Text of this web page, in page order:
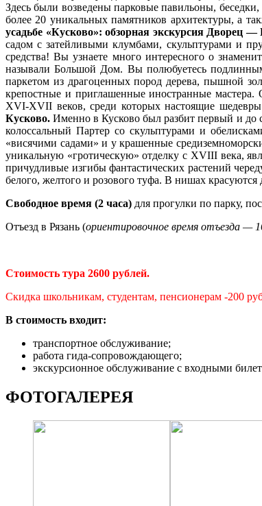
Здесь были возведены парковые павильоны,
более 20 уникальных памятников архитектуры, а
усадьбе «Кусково»: обзорная экскурсия Дворец —
садом с затейливыми клумбами, скульптурами и
средства! Вы узнаете много интересного о
называли Большой Дом. Вы полюбуетесь
паркетом из драгоценных пород дерева, пышной
крепостные и приглашенные иностранные
XVI-XVII веков, среди которых настоящие
Кусково.Именно в Кусково был разбит первый и до
колоссальный Партер со скульптурами и
«висячими садами» и у крашенные
уникальную «гротическую» отделку с XVIII века,
причудливые изгибы фантастических растений
белого, желтого и розового туфа. В нишах
Свободное время (2 часа) для прогулки по парку,
Отъезд в Рязань (ориентировочное время отъезда —
Стоимость тура 2600 рублей.
Скидка школьникам, студентам, пенсионерам -200
В стоимость входит:
транспортное обслуживание;
работа гида-сопровождающего;
экскурсионное обслуживание с входными
ФОТОГАЛЕРЕЯ